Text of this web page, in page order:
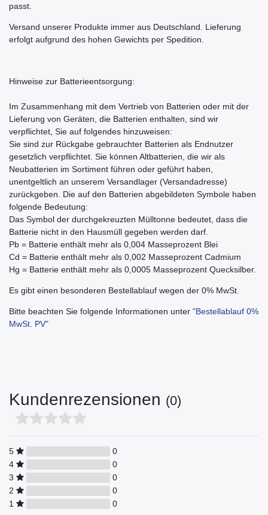
passt.
Versand unserer Produkte immer aus Deutschland. Lieferung
erfolgt aufgrund des hohen Gewichts per Spedition.
Hinweise zur Batterieentsorgung:
Im Zusammenhang mit dem Vertrieb von Batterien oder mit der
Lieferung von Geräten, die Batterien enthalten, sind wir
verpflichtet, Sie auf folgendes hinzuweisen:
Sie sind zur Rückgabe gebrauchter Batterien als Endnutzer
gesetzlich verpflichtet. Sie können Altbatterien, die wir als
Neubatterien im Sortiment führen oder geführt haben,
unentgeltlich an unserem Versandlager (Versandadresse)
zurückgeben. Die auf den Batterien abgebildeten Symbole haben
folgende Bedeutung:
Das Symbol der durchgekreuzten Mülltonne bedeutet, dass die
Batterie nicht in den Hausmüll gegeben werden darf.
Pb = Batterie enthält mehr als 0,004 Masseprozent Blei
Cd = Batterie enthält mehr als 0,002 Masseprozent Cadmium
Hg = Batterie enthält mehr als 0,0005 Masseprozent Quecksilber.
Es gibt einen besonderen Bestellablauf wegen der 0% MwSt.
Bitte beachten Sie folgende Informationen unter "Bestellablauf 0%
MwSt. PV"
Kundenrezensionen (0)
5
0
4
0
3
0
2
0
1
0